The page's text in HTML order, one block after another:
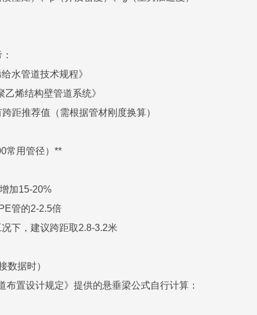
水管道技术规程》
烯结构壁管道系统》
距推荐值（需根据管材刚度换算）
常用管径）**
加15-20%
管的2-2.5倍
下，建议跨距取2.8-3.2米
数据时）
布置设计规定》提供的悬垂梁公式自行计算：